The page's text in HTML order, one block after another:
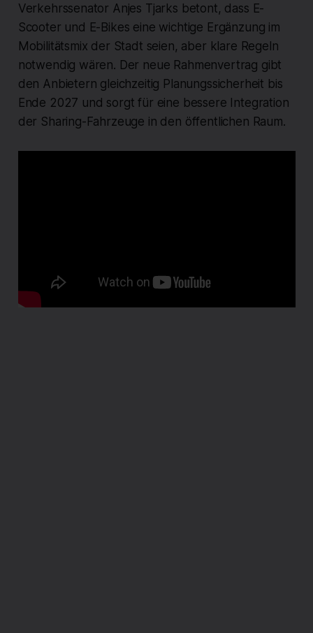
Verkehrssenator Anjes Tjarks betont, dass E-
Scooter und E-Bikes eine wichtige Ergänzung im
Mobilitätsmix der Stadt seien, aber klare Regeln
notwendig wären. Der neue Rahmenvertrag gibt
den Anbietern gleichzeitig Planungssicherheit bis
Ende 2027 und sorgt für eine bessere Integration
der Sharing-Fahrzeuge in den öffentlichen Raum.